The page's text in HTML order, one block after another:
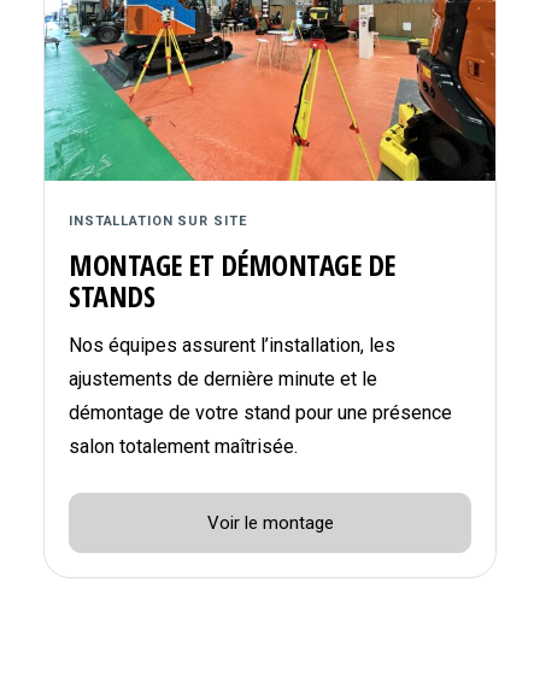
INSTALLATION SUR SITE
MONTAGE ET DÉMONTAGE DE
STANDS
Nos équipes assurent l’installation, les
ajustements de dernière minute et le
démontage de votre stand pour une présence
salon totalement maîtrisée.
Voir le montage